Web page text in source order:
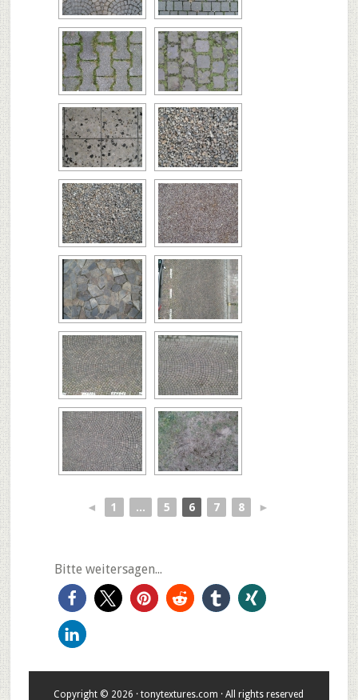
◄ 1 ... 5 6 7 8 ►
Bitte weitersagen...
Copyright © 2026 · tonytextures.com · All rights reserved